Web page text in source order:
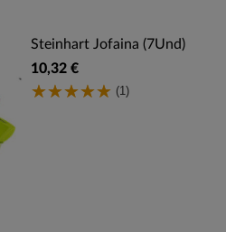
Steinhart Jofaina (7Und)
10,32 €
(1)